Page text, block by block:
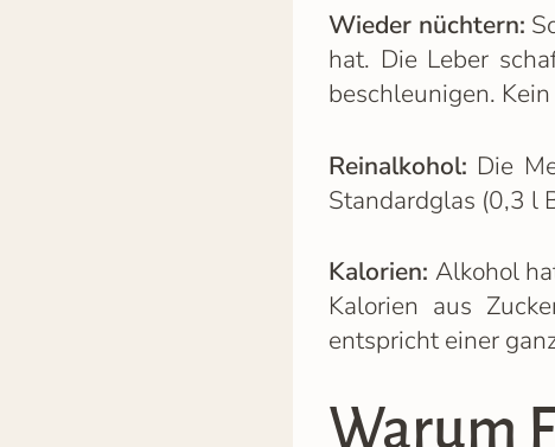
Wieder nüchtern:
hat. Die Leber
beschleunigen.
Reinalkohol: Die
Standardglas (0,3 l
Kalorien: Alkohol
Kalorien aus
entspricht einer
Warum